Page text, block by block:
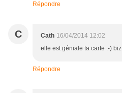
Répondre
C Cath 16/04/2014 12:02
elle est géniale ta carte :-) biz
Répondre